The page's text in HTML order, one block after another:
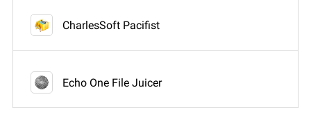
CharlesSoft Pacifist
Echo One File Juicer